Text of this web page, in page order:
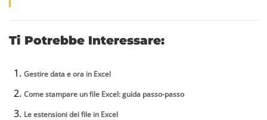
Ti Potrebbe Interessare:
Gestire data e ora in Excel
Come stampare un file Excel: guida passo-passo
Le estensioni dei file in Excel